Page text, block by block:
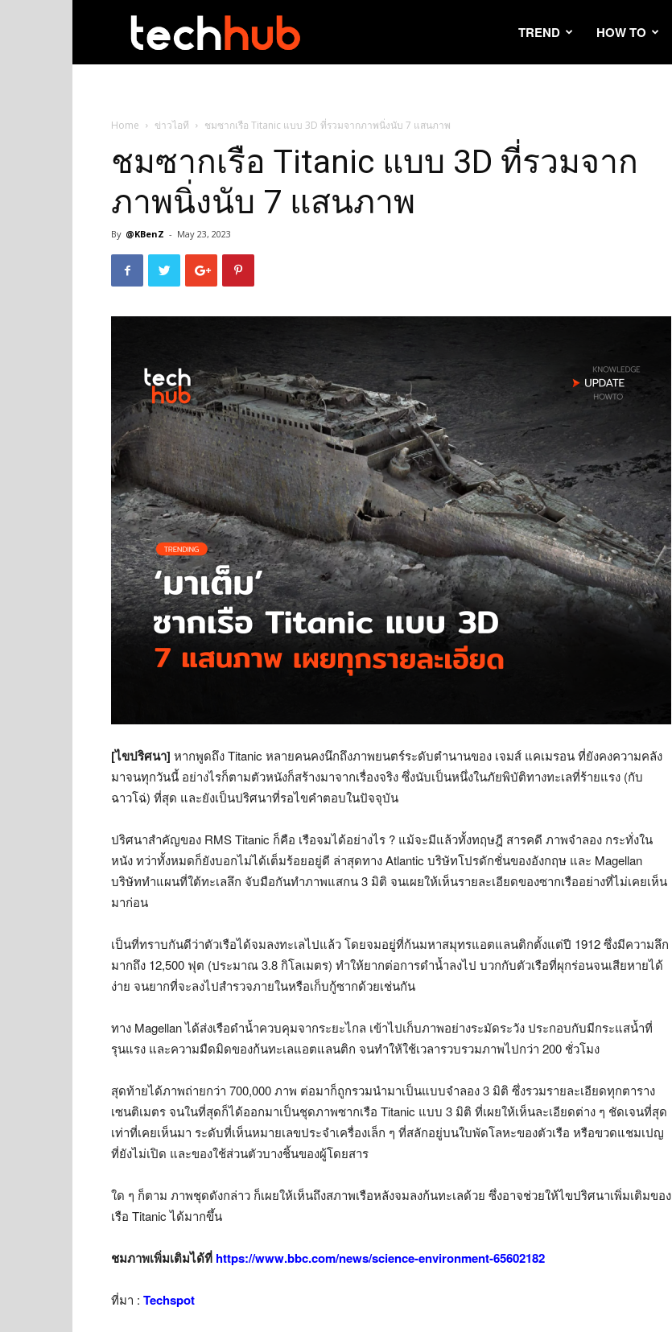
TREND HOW TO
Home ข่าวไอที ชมซากเรือ Titanic แบบ 3D ที่รวมจากภาพนิ่งนับ 7 แสนภาพ
ชมซากเรือ Titanic แบบ 3D ที่รวมจาก
ภาพนิ่งนับ 7 แสนภาพ
By @KBenZ - May 23, 2023
[ไขปริศนา] หากพูดถึง Titanic หลายคนคงนึกถึงภาพยนตร์ระดับตำนานของ เจมส์ แคเมรอน ที่ยังคงความคลัง
มาจนทุกวันนี้ อย่างไรก็ตามตัวหนังก็สร้างมาจากเรื่องจริง ซึ่งนับเป็นหนึ่งในภัยพิบัติทางทะเลที่ร้ายแรง (กับ
ฉาวโฉ่) ที่สุด และยังเป็นปริศนาที่รอไขคำตอบในปัจจุบัน
ปริศนาสำคัญของ RMS Titanic ก็คือ เรือจมได้อย่างไร ? แม้จะมีแล้วทั้งทฤษฎี สารคดี ภาพจำลอง กระทั่งใน
หนัง ทว่าทั้งหมดก็ยังบอกไม่ได้เต็มร้อยอยู่ดี ล่าสุดทาง Atlantic บริษัทโปรดักชั่นของอังกฤษ และ Magellan
บริษัททำแผนที่ใต้ทะเลลึก จับมือกันทำภาพแสกน 3 มิติ จนเผยให้เห็นรายละเอียดของซากเรืออย่างที่ไม่เคยเห็น
มาก่อน
เป็นที่ทราบกันดีว่าตัวเรือได้จมลงทะเลไปแล้ว โดยจมอยู่ที่ก้นมหาสมุทรแอตแลนติกตั้งแต่ปี 1912 ซึ่งมีความลึก
มากถึง 12,500 ฟุต (ประมาณ 3.8 กิโลเมตร) ทำให้ยากต่อการดำน้ำลงไป บวกกับตัวเรือที่ผุกร่อนจนเสียหายได้
ง่าย จนยากที่จะลงไปสำรวจภายในหรือเก็บกู้ซากด้วยเช่นกัน
ทาง Magellan ได้ส่งเรือดำน้ำควบคุมจากระยะไกล เข้าไปเก็บภาพอย่างระมัดระวัง ประกอบกับมีกระแสน้ำที่
รุนแรง และความมืดมิดของก้นทะเลแอตแลนติก จนทำให้ใช้เวลารวบรวมภาพไปกว่า 200 ชั่วโมง
สุดท้ายได้ภาพถ่ายกว่า 700,000 ภาพ ต่อมาก็ถูกรวมนำมาเป็นแบบจำลอง 3 มิติ ซึ่งรวมรายละเอียดทุกตาราง
เซนติเมตร จนในที่สุดก็ได้ออกมาเป็นชุดภาพซากเรือ Titanic แบบ 3 มิติ ที่เผยให้เห็นละเอียดต่าง ๆ ชัดเจนที่สุด
เท่าที่เคยเห็นมา ระดับที่เห็นหมายเลขประจำเครื่องเล็ก ๆ ที่สลักอยู่บนใบพัดโลหะของตัวเรือ หรือขวดแชมเปญ
ที่ยังไม่เปิด และของใช้ส่วนตัวบางชิ้นของผู้โดยสาร
ใด ๆ ก็ตาม ภาพชุดดังกล่าว ก็เผยให้เห็นถึงสภาพเรือหลังจมลงก้นทะเลด้วย ซึ่งอาจช่วยให้ไขปริศนาเพิ่มเติมของ
เรือ Titanic ได้มากขึ้น
ชมภาพเพิ่มเติมได้ที่ https://www.bbc.com/news/science-environment-65602182
ที่มา : Techspot